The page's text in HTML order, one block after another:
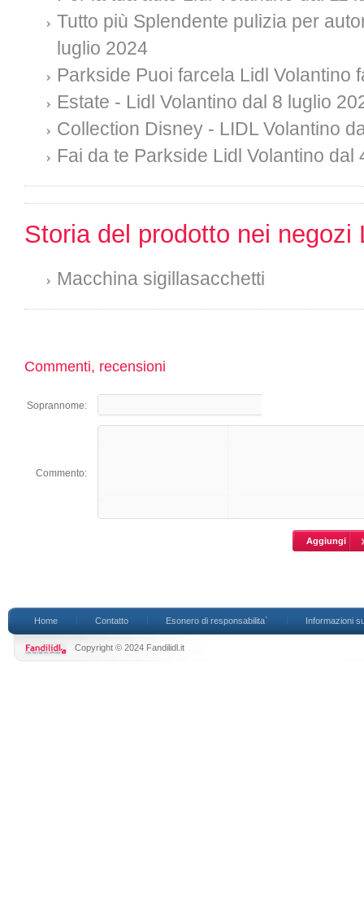
Tutto più Splendente pulizia per
luglio 2024
Parkside Puoi farcela Lidl Volantino
Estate - Lidl Volantino dal 8 luglio
Collection Disney - LIDL Volantino
Fai da te Parkside Lidl Volantino dal
Storia del prodotto nei negozi
Macchina sigillasacchetti
Commenti, recensioni
Soprannome:
Commento:
Home Contatto Esonero di responsabilita` Informazioni
Copyright © 2024 Fandilidl.it